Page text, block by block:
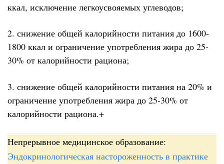
ккал, исключение легкоусвояемых углеводов;
2. снижение общей калорийности питания до 1600-
1800 ккал и ограничение употребления жира до 25-
30% от калорийности рациона;
3. снижение общей калорийности питания на 20% и
ограничение употребления жира до 25-30% от
калорийности рациона.+
Непрерывное медицинское образование:
Эндокринологическая настороженность в практике